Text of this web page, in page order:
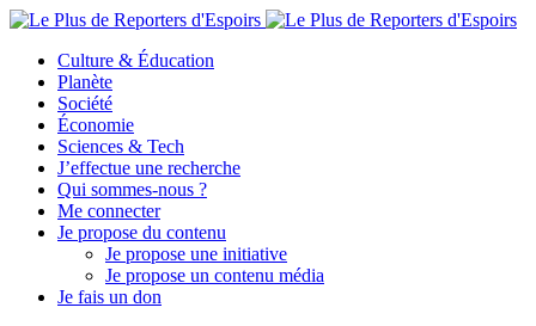
Culture & Éducation
Planète
Société
Économie
Sciences & Tech
J’effectue une recherche
Qui sommes-nous ?
Me connecter
Je propose du contenu
Je propose une initiative
Je propose un contenu média
Je fais un don